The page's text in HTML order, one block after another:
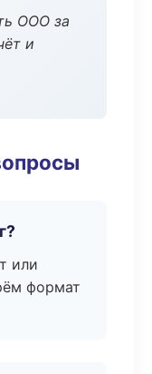
ООО за
и
или
формат